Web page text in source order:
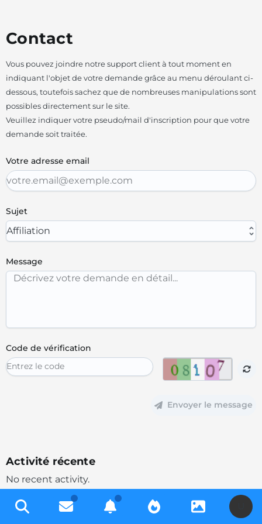
Contact
Vous pouvez joindre notre support client à tout moment en
indiquant l'objet de votre demande grâce au menu déroulant ci-
dessous, toutefois sachez que de nombreuses manipulations sont
possibles directement sur le site.
Veuillez indiquer votre pseudo/mail d'inscription pour que votre
demande soit traitée.
Votre adresse email
Sujet
Affiliation
Message
Code de vérification
Envoyer le message
Activité récente
No recent activity.